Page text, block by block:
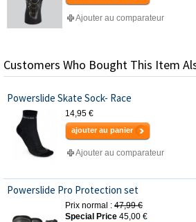
Ajouter au comparateur
Customers Who Bought This Item
Powerslide Skate Sock- Race
14,95 €
ajouter au panier
Ajouter au comparateur
Powerslide Pro Protection set
Prix normal : 47,99 €
Special Price 45,00 €